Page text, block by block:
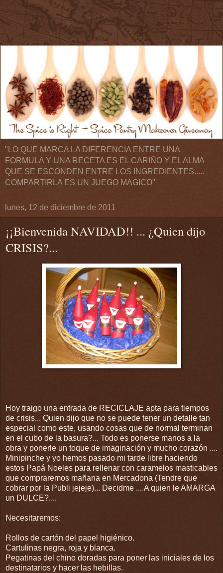
"LO QUE MARCA LA DIFERENCIA ENTRE UNA
FORMULA Y UNA RECETA ES EL CARIÑO Y EL ALMA
QUE SE ESCONDEN ENTRE LOS INGREDIENTES.....
COMPARTIRLA ES UN JUEGO MAGICO"
lunes, 12 de diciembre de 2011
¡¡Bienvenida NAVIDAD!! ... ¿Quien dijo
CRISIS?...
Hoy traigo una entrada de RECICLAJE apta para tiempos
de crisis... Quien dijo que no se puede tener un detalle tan
especial como este, usando cosas que de normal terminan
en el cubo de la basura?... Todo es ponerse manos a la
obra y ponerle un toque de imaginación y mucho corazón ....
Minipinche y yo hemos pasado mi tarde libre haciendo
estos Papá Noeles para rellenar con caramelos masticables
que compraremos mañana en Mercadona (Tendre que
cobrar por la Publi jejeje)... Decidme ....A quien le AMARGA
un DULCE?....
Necesitaremos:
Rollos de cartón del papel higiénico.
Cartulinas negra, roja y blanca.
Pegatinas del chino doradas para poner las iniciales de los
destinatarios y hacer las hebillas.